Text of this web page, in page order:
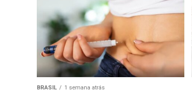
BRASIL 1 semana atrás